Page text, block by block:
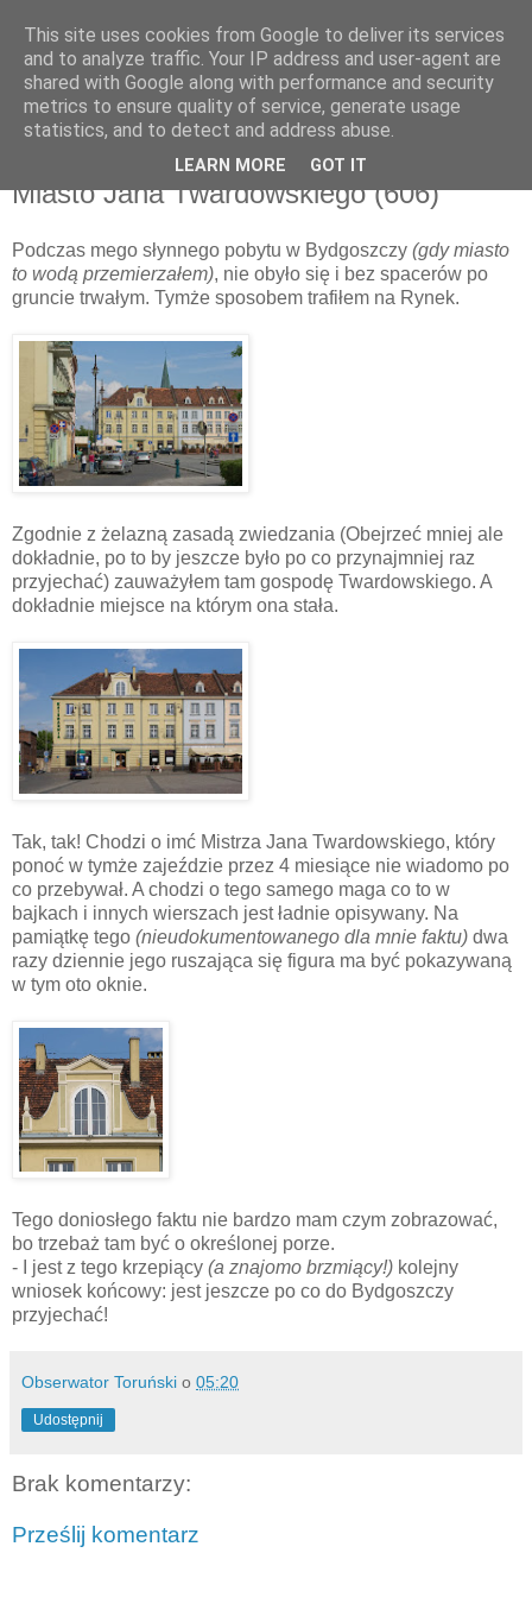
wtorek, 7 czerwca 2011
Miasto Jana Twardowskiego (606)
Podczas mego słynnego pobytu w Bydgoszczy (gdy miasto
to wodą przemierzałem), nie obyło się i bez spacerów po
gruncie trwałym. Tymże sposobem trafiłem na Rynek.
Zgodnie z żelazną zasadą zwiedzania (Obejrzeć mniej ale
dokładnie, po to by jeszcze było po co przynajmniej raz
przyjechać) zauważyłem tam gospodę Twardowskiego. A
dokładnie miejsce na którym ona stała.
Tak, tak! Chodzi o imć Mistrza Jana Twardowskiego, który
ponoć w tymże zajeździe przez 4 miesiące nie wiadomo po
co przebywał. A chodzi o tego samego maga co to w
bajkach i innych wierszach jest ładnie opisywany. Na
pamiątkę tego (nieudokumentowanego dla mnie faktu) dwa
razy dziennie jego ruszająca się figura ma być pokazywaną
w tym oto oknie.
Tego doniosłego faktu nie bardzo mam czym zobrazować,
bo trzebaż tam być o określonej porze.
- I jest z tego krzepiący (a znajomo brzmiący!) kolejny
wniosek końcowy: jest jeszcze po co do Bydgoszczy
przyjechać!
Obserwator Toruński o 05:20
Udostępnij
Brak komentarzy:
Prześlij komentarz
This site uses cookies from Google to deliver its services
and to analyze traffic. Your IP address and user-agent are
shared with Google along with performance and security
metrics to ensure quality of service, generate usage
statistics, and to detect and address abuse.
LEARN MORE GOT IT